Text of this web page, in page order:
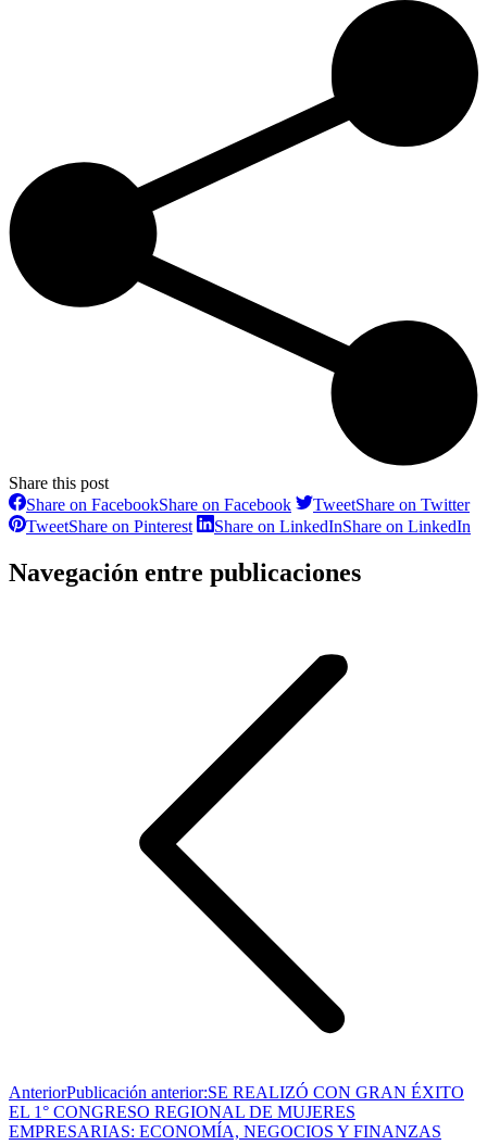
Share this post
Share on FacebookShare on Facebook TweetShare on Twitter
TweetShare on Pinterest Share on LinkedInShare on LinkedIn
Navegación entre publicaciones
AnteriorPublicación anterior:SE REALIZÓ CON GRAN ÉXITO
EL 1° CONGRESO REGIONAL DE MUJERES
EMPRESARIAS: ECONOMÍA, NEGOCIOS Y FINANZAS